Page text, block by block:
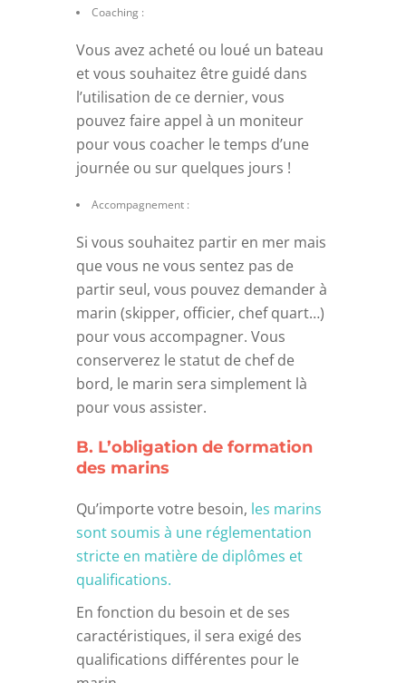
Coaching :
Vous avez acheté ou loué un bateau
et vous souhaitez être guidé dans
l’utilisation de ce dernier, vous
pouvez faire appel à un moniteur
pour vous coacher le temps d’une
journée ou sur quelques jours !
Accompagnement :
Si vous souhaitez partir en mer mais
que vous ne vous sentez pas de
partir seul, vous pouvez demander à
marin (skipper, officier, chef quart…)
pour vous accompagner. Vous
conserverez le statut de chef de
bord, le marin sera simplement là
pour vous assister.
B. L’obligation de formation
des marins
Qu’importe votre besoin, les marins
sont soumis à une réglementation
stricte en matière de diplômes et
qualifications.
En fonction du besoin et de ses
caractéristiques, il sera exigé des
qualifications différentes pour le